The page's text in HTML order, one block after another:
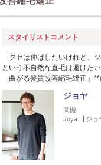
スタイリストコメント
「クセは伸ばしたいけれど、
という不自然な直毛は避けた
「曲がる髪質改善縮毛矯正」
ジョヤ
高槻
Joya 【ジョ